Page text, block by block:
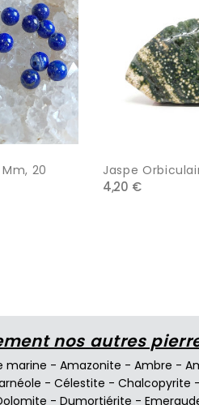
20
Jaspe
4,20 €
nos autres
marine - Amazonite - Ambre -
- Célestite - Chalcopyrite -
- Dumortiérite -